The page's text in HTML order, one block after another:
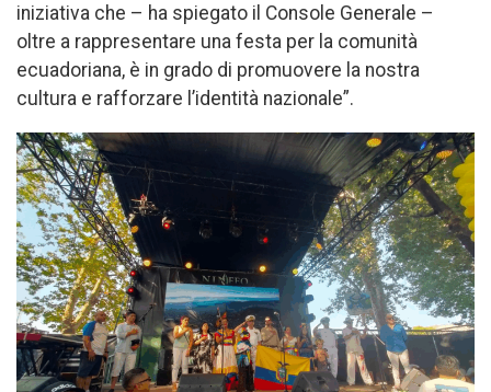
iniziativa che – ha spiegato il Console Generale –
oltre a rappresentare una festa per la comunità
ecuadoriana, è in grado di promuovere la nostra
cultura e rafforzare l’identità nazionale”.